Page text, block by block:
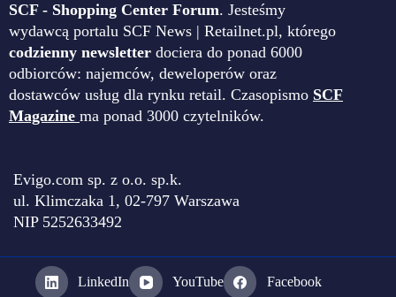
SCF - Shopping Center Forum. Jesteśmy
wydawcą portalu SCF News | Retailnet.pl, którego
codzienny newsletter dociera do ponad 6000
odbiorców: najemców, deweloperów oraz
dostawców usług dla rynku retail. Czasopismo SCF
Magazine ma ponad 3000 czytelników.
Evigo.com sp. z o.o. sp.k.
ul. Klimczaka 1, 02-797 Warszawa
NIP 5252633492
LinkedIn YouTube Facebook